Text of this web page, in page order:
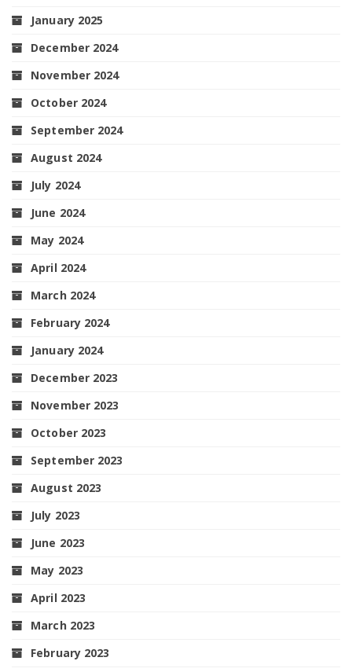
January 2025
December 2024
November 2024
October 2024
September 2024
August 2024
July 2024
June 2024
May 2024
April 2024
March 2024
February 2024
January 2024
December 2023
November 2023
October 2023
September 2023
August 2023
July 2023
June 2023
May 2023
April 2023
March 2023
February 2023